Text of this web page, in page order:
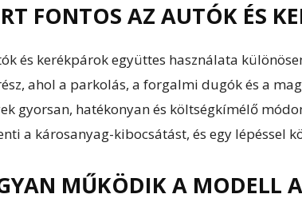
FONTOS AZ AUTÓK ÉS
és kerékpárok együttes használata
ahol a parkolás, a forgalmi dugók és a
gyorsan, hatékonyan és költségkímélő
a károsanyag-kibocsátást, és egy lépéssel
MŰKÖDIK A MODELL